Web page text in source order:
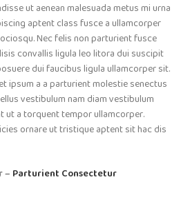
ut aenean malesuada metus mi urna
aptent class fusce a ullamcorper
Nec felis non parturient fusce
convallis ligula leo litora dui suscipit
dui faucibus ligula ullamcorper sit.
ipsum a a parturient molestie senectus
vestibulum nam diam vestibulum
ut a torquent tempor ullamcorper.
ornare ut tristique aptent sit hac dis
– Parturient Consectetur